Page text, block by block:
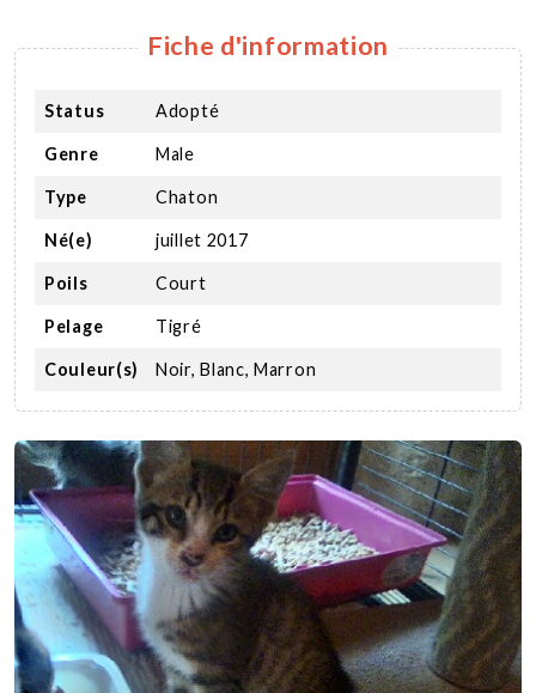
CONTACT
Fiche d'information
Status Adopté
Genre Male
Type Chaton
Né(e) juillet 2017
Poils Court
Pelage Tigré
Couleur(s) Noir, Blanc, Marron